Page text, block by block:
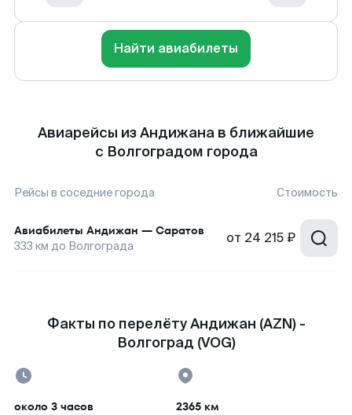
Найти авиабилеты
Авиарейсы из Андижана в ближайшие
с Волгоградом города
Рейсы в соседние города Стоимость
Авиабилеты Андижан — Саратов
333 км до Волгограда от 24 215 ₽
Факты по перелёту Андижан (AZN) -
Волгоград (VOG)
около 3 часов 2365 км